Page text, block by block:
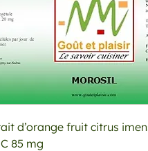
d’orange fruit citrus
85 mg